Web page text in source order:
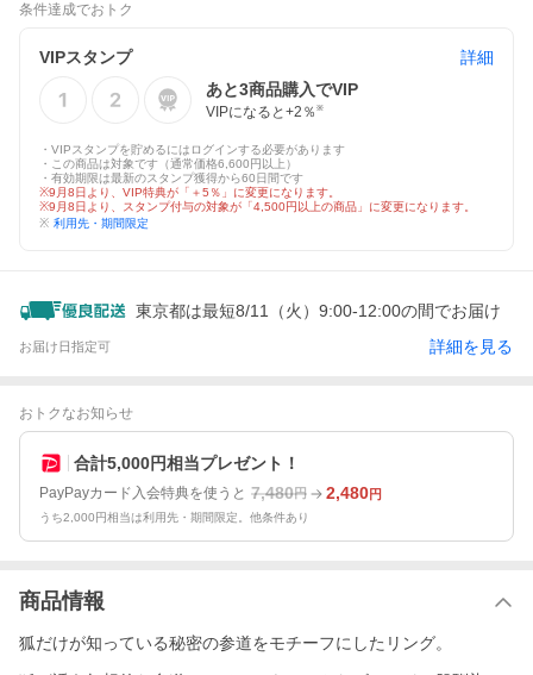
条件達成でおトク
VIPスタンプ
詳細
あと3商品購入でVIP
VIPになると+2 ％ ※
・VIPスタンプを貯めるにはログインする必要があります
・この商品は対象です（通常価格6,600円以上）
・有効期限は最新のスタンプ獲得から60日間です
※9月8日より、VIP特典が「＋5％」に変更になります。
※9月8日より、スタンプ付与の対象が「4,500円以上の商品」に変更になります。
※ 利用先・期間限定
東京都は最短8/11（火）9:00-12:00の間でお届け
お届け日指定可 詳細を見る
おトクなお知らせ
合計5,000円相当プレゼント！
PayPayカード入会特典を使うと 7,480円 2,480円
うち2,000円相当は利用先・期間限定。他条件あり
商品情報
狐だけが知っている秘密の参道をモチーフにしたリング。